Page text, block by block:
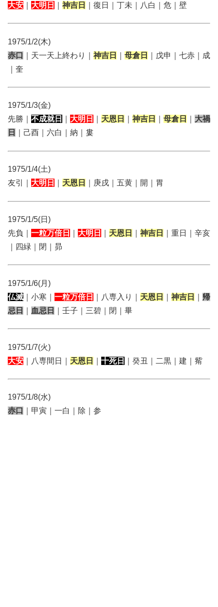
大安
大明日 神吉日 ｜復日｜丁未｜八白｜危｜壁
1975/1/2(木)
赤口
｜天一天上終わり｜ 神吉日 母倉日
｜戊申｜七赤｜成
｜奎
1975/1/3(金)
先勝｜ 不成就日 大明日 天恩日 神吉日 母倉日
大禍
日
｜己酉｜六白｜納｜婁
1975/1/4(土)
友引｜ 大明日 天恩日 ｜庚戌｜五黄｜開｜胃
1975/1/5(日)
先負｜ 一粒万倍日 大明日 天恩日 神吉日
｜重日｜辛亥
｜四緑｜閉｜昴
1975/1/6(月)
仏滅 ｜小寒｜ 一粒万倍日 ｜八専入り｜ 天恩日 神吉日
帰
忌日
血忌日 ｜壬子｜三碧｜閉｜畢
1975/1/7(火)
大安 ｜八専間日｜ 天恩日 十死日 ｜癸丑｜二黒｜建｜觜
1975/1/8(水)
赤口
｜甲寅｜一白｜除｜参